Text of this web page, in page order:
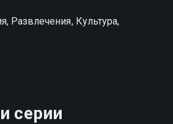
Развлечения, Культура,
серии